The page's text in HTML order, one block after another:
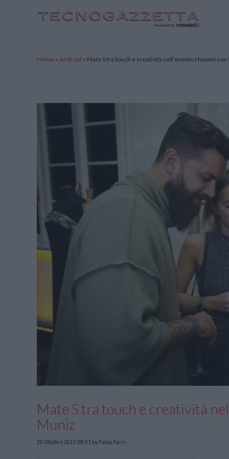
Home » Android » Mate S tra touch e creatività nell’evento Huawei con
Mate S tra touch e creatività
Muniz
20 Ottobre 2015 08:01 by Fabio Parri